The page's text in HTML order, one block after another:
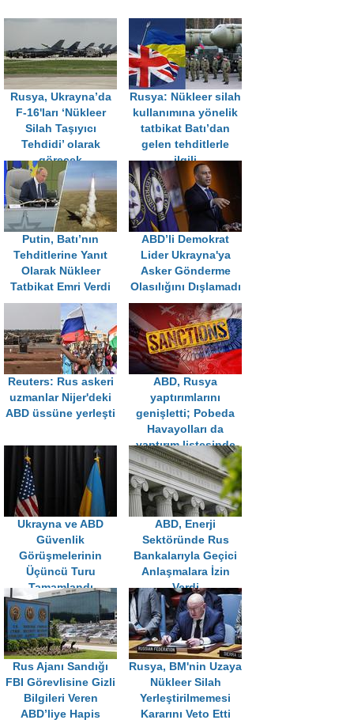
Rusya, Ukrayna’da
F-16'ları ‘Nükleer
Silah Taşıyıcı
Tehdidi’ olarak
görecek
Rusya: Nükleer silah
kullanımına yönelik
tatbikat Batı’dan
gelen tehditlerle
ilgili
Putin, Batı’nın
Tehditlerine Yanıt
Olarak Nükleer
Tatbikat Emri Verdi
ABD’li Demokrat
Lider Ukrayna'ya
Asker Gönderme
Olasılığını Dışlamadı
Reuters: Rus askeri
uzmanlar Nijer'deki
ABD üssüne yerleşti
ABD, Rusya
yaptırımlarını
genişletti; Pobeda
Havayolları da
yaptırım listesinde
Ukrayna ve ABD
Güvenlik
Görüşmelerinin
Üçüncü Turu
Tamamlandı
ABD, Enerji
Sektöründe Rus
Bankalarıyla Geçici
Anlaşmalara İzin
Verdi
Rus Ajanı Sandığı
FBI Görevlisine Gizli
Bilgileri Veren
ABD’liye Hapis
Rusya, BM'nin Uzaya
Nükleer Silah
Yerleştirilmemesi
Kararını Veto Etti